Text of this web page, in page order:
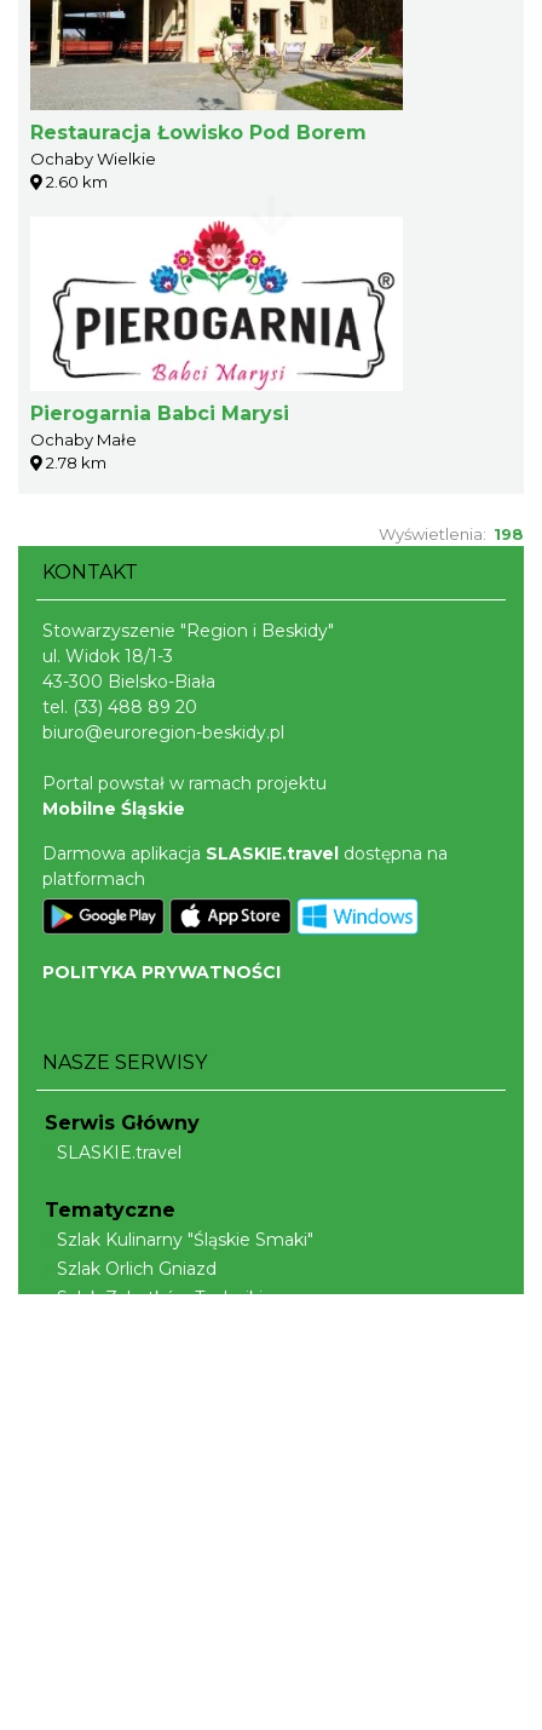
Restauracja Łowisko Pod Borem
Ochaby Wielkie
2.60 km
Pierogarnia Babci Marysi
Ochaby Małe
2.78 km
Wyświetlenia: 198
KONTAKT
Stowarzyszenie "Region i Beskidy"
ul. Widok 18/1-3
43-300 Bielsko-Biała
tel. (33) 488 89 20
biuro@euroregion-beskidy.pl
Portal powstał w ramach projektu
Mobilne Śląskie
Darmowa aplikacja SLASKIE.travel dostępna na
platformach
POLITYKA PRYWATNOŚCI
NASZE SERWISY
Serwis Główny
SLASKIE.travel
Tematyczne
Szlak Kulinarny "Śląskie Smaki"
Szlak Orlich Gniazd
Szlak Zabytków Techniki